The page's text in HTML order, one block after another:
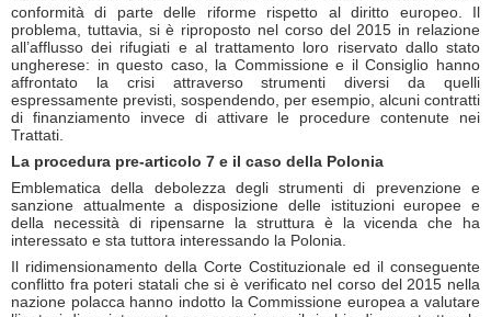
conformità di parte delle riforme rispetto al diritto europeo. Il
problema, tuttavia, si è riproposto nel corso del 2015 in relazione
all’afflusso dei rifugiati e al trattamento loro riservato dallo stato
ungherese: in questo caso, la Commissione e il Consiglio hanno
affrontato la crisi attraverso strumenti diversi da quelli
espressamente previsti, sospendendo, per esempio, alcuni contratti
di finanziamento invece di attivare le procedure contenute nei
Trattati.
La procedura pre-articolo 7 e il caso della Polonia
Emblematica della debolezza degli strumenti di prevenzione e
sanzione attualmente a disposizione delle istituzioni europee e
della necessità di ripensarne la struttura è la vicenda che ha
interessato e sta tuttora interessando la Polonia.
Il ridimensionamento della Corte Costituzionale ed il conseguente
conflitto fra poteri statali che si è verificato nel corso del 2015 nella
nazione polacca hanno indotto la Commissione europea a valutare